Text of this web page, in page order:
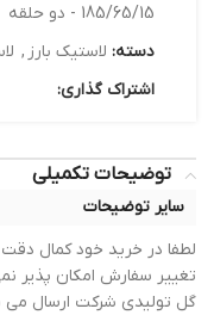
185/65/15 - دو حلقه
دسته: لاستیک بارز ,
اشتراک گذاری:
توضیحات تکمیلی
سایر توضیحات
لطفا در خرید خود کمال
تغییر سفارش امکان پذیر